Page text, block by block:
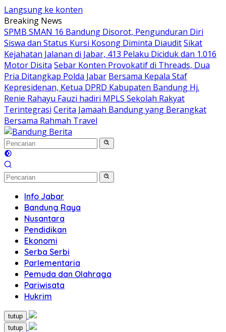
Langsung ke konten
Breaking News
SPMB SMAN 16 Bandung Disorot, Pengunduran Diri
Siswa dan Status Kursi Kosong Diminta DiauditSikat
Kejahatan Jalanan di Jabar, 413 Pelaku Diciduk dan 1.016
Motor Disita Sebar Konten Provokatif di Threads, Dua
Pria Ditangkap Polda Jabar Bersama Kepala Staf
Kepresidenan, Ketua DPRD Kabupaten Bandung Hj.
Renie Rahayu Fauzi hadiri MPLS Sekolah Rakyat
Terintegrasi Cerita Jamaah Bandung yang Berangkat
Bersama Rahmah Travel
Info Jabar
Bandung Raya
Nusantara
Pendidikan
Ekonomi
Serba Serbi
Parlementaria
Pemuda dan Olahraga
Pariwisata
Hukrim
tutup
tutup